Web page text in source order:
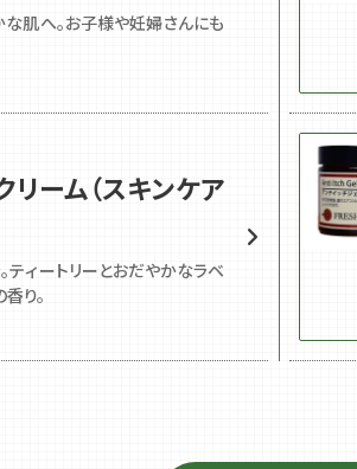
な肌へ。お子様や妊婦さんにも
リーム（スキンケア
ティートリーとおだやかなラベ
り。